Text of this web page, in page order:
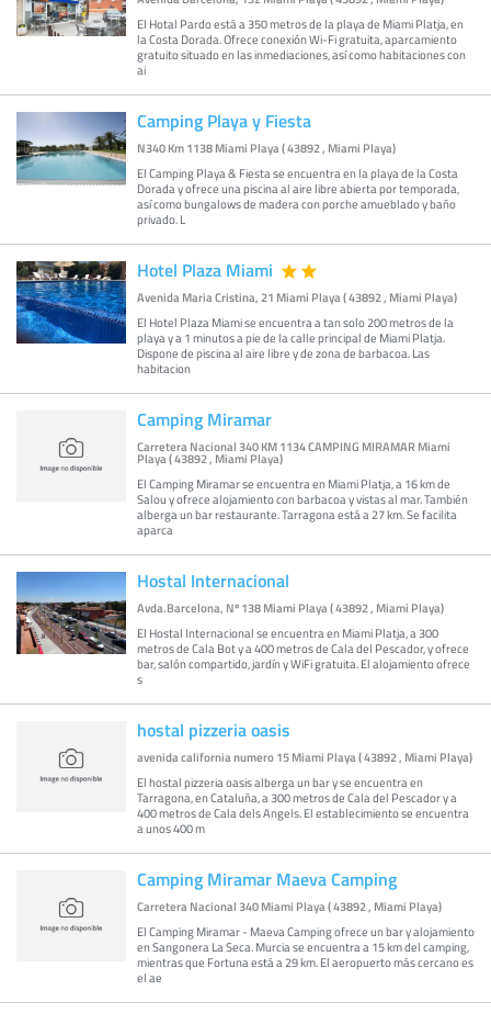
El Hotal Pardo está a 350 metros de la playa de Miami Platja, en
la Costa Dorada. Ofrece conexión Wi-Fi gratuita, aparcamiento
gratuito situado en las inmediaciones, así como habitaciones con
ai
Camping Playa y Fiesta
N340 Km 1138 Miami Playa ( 43892 , Miami Playa)
El Camping Playa & Fiesta se encuentra en la playa de la Costa
Dorada y ofrece una piscina al aire libre abierta por temporada,
así como bungalows de madera con porche amueblado y baño
privado. L
Hotel Plaza Miami
Avenida Maria Cristina, 21 Miami Playa ( 43892 , Miami Playa)
El Hotel Plaza Miami se encuentra a tan solo 200 metros de la
playa y a 1 minutos a pie de la calle principal de Miami Platja.
Dispone de piscina al aire libre y de zona de barbacoa. Las
habitacion
Camping Miramar
Carretera Nacional 340 KM 1134 CAMPING MIRAMAR Miami
Playa ( 43892 , Miami Playa)
El Camping Miramar se encuentra en Miami Platja, a 16 km de
Salou y ofrece alojamiento con barbacoa y vistas al mar. También
alberga un bar restaurante. Tarragona está a 27 km. Se facilita
aparca
Hostal Internacional
Avda.Barcelona, Nº 138 Miami Playa ( 43892 , Miami Playa)
El Hostal Internacional se encuentra en Miami Platja, a 300
metros de Cala Bot y a 400 metros de Cala del Pescador, y ofrece
bar, salón compartido, jardín y WiFi gratuita. El alojamiento ofrece
s
hostal pizzeria oasis
avenida california numero 15 Miami Playa ( 43892 , Miami Playa)
El hostal pizzeria oasis alberga un bar y se encuentra en
Tarragona, en Cataluña, a 300 metros de Cala del Pescador y a
400 metros de Cala dels Angels. El establecimiento se encuentra
a unos 400 m
Camping Miramar Maeva Camping
Carretera Nacional 340 Miami Playa ( 43892 , Miami Playa)
El Camping Miramar - Maeva Camping ofrece un bar y alojamiento
en Sangonera La Seca. Murcia se encuentra a 15 km del camping,
mientras que Fortuna está a 29 km. El aeropuerto más cercano es
el ae